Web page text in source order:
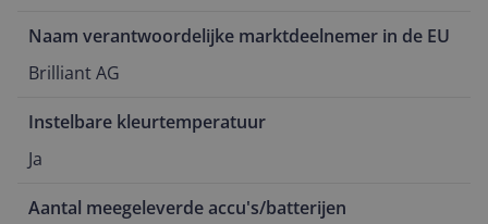
Naam verantwoordelijke marktdeelnemer in de EU
Brilliant AG
Instelbare kleurtemperatuur
Ja
Aantal meegeleverde accu's/batterijen